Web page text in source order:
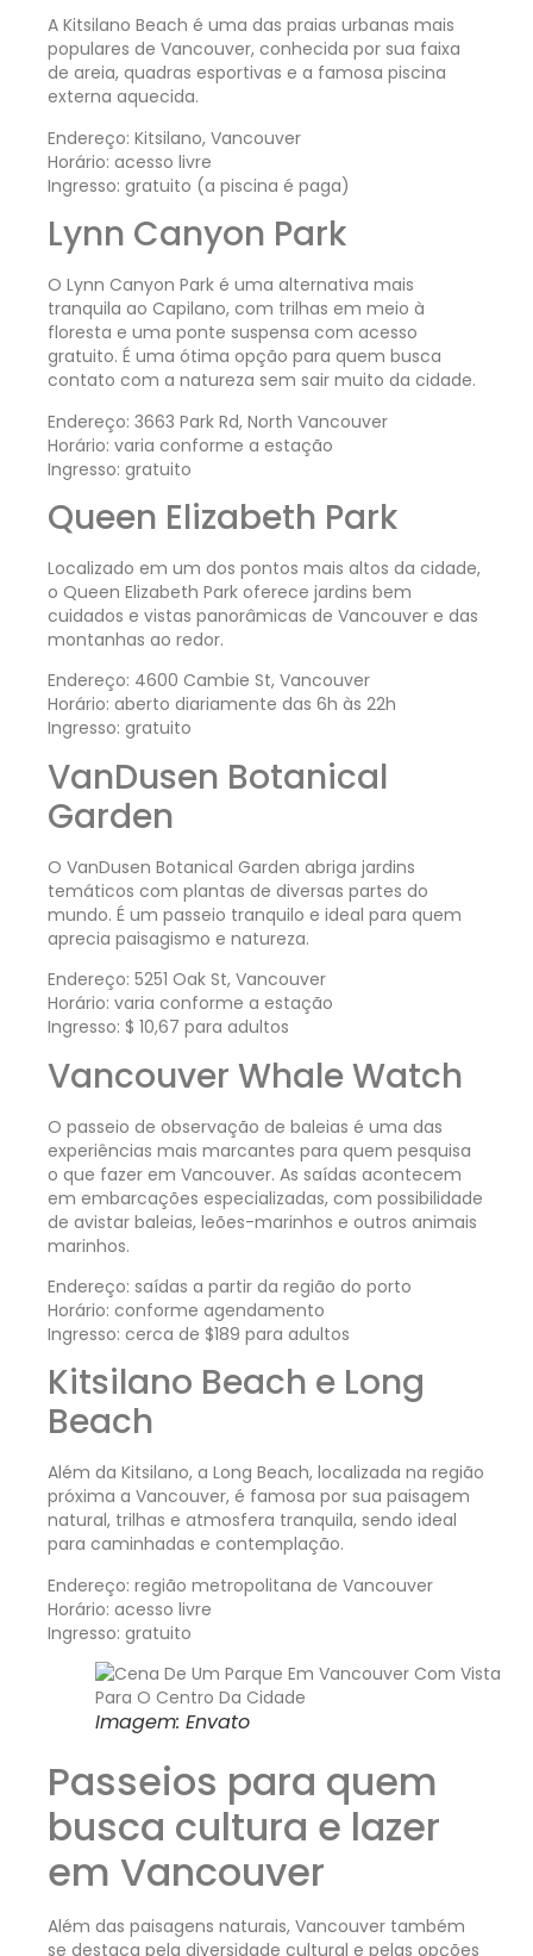
A Kitsilano Beach é uma das praias urbanas mais
populares de Vancouver, conhecida por sua faixa
de areia, quadras esportivas e a famosa piscina
externa aquecida.
Endereço: Kitsilano, Vancouver
Horário: acesso livre
Ingresso: gratuito (a piscina é paga)
Lynn Canyon Park
O Lynn Canyon Park é uma alternativa mais
tranquila ao Capilano, com trilhas em meio à
floresta e uma ponte suspensa com acesso
gratuito. É uma ótima opção para quem busca
contato com a natureza sem sair muito da cidade.
Endereço: 3663 Park Rd, North Vancouver
Horário: varia conforme a estação
Ingresso: gratuito
Queen Elizabeth Park
Localizado em um dos pontos mais altos da cidade,
o Queen Elizabeth Park oferece jardins bem
cuidados e vistas panorâmicas de Vancouver e das
montanhas ao redor.
Endereço: 4600 Cambie St, Vancouver
Horário: aberto diariamente das 6h às 22h
Ingresso: gratuito
VanDusen Botanical
Garden
O VanDusen Botanical Garden abriga jardins
temáticos com plantas de diversas partes do
mundo. É um passeio tranquilo e ideal para quem
aprecia paisagismo e natureza.
Endereço: 5251 Oak St, Vancouver
Horário: varia conforme a estação
Ingresso: $ 10,67 para adultos
Vancouver Whale Watch
O passeio de observação de baleias é uma das
experiências mais marcantes para quem pesquisa
o que fazer em Vancouver. As saídas acontecem
em embarcações especializadas, com possibilidade
de avistar baleias, leões-marinhos e outros animais
marinhos.
Endereço: saídas a partir da região do porto
Horário: conforme agendamento
Ingresso: cerca de $189 para adultos
Kitsilano Beach e Long
Beach
Além da Kitsilano, a Long Beach, localizada na região
próxima a Vancouver, é famosa por sua paisagem
natural, trilhas e atmosfera tranquila, sendo ideal
para caminhadas e contemplação.
Endereço: região metropolitana de Vancouver
Horário: acesso livre
Ingresso: gratuito
Imagem: Envato
Passeios para quem
busca cultura e lazer
em Vancouver
Além das paisagens naturais, Vancouver também
se destaca pela diversidade cultural e pelas opções